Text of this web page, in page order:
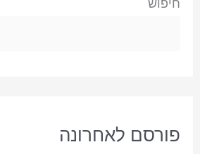
חיפוש
פורסם לאחרונה